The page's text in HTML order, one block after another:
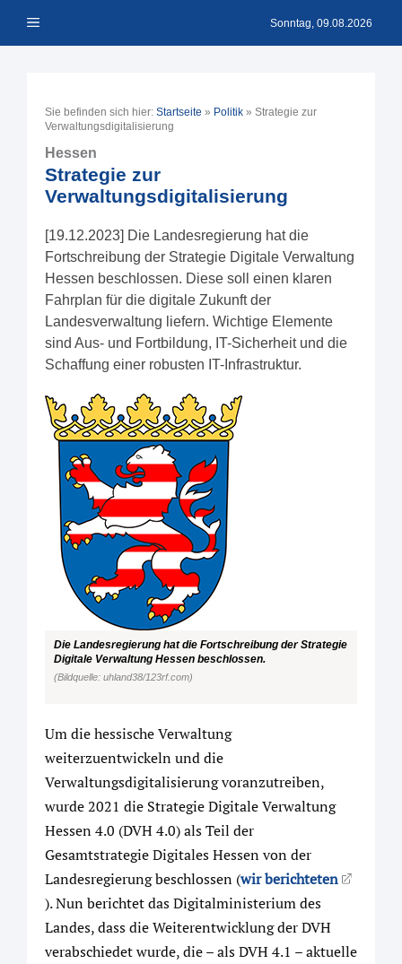
Inhalt Menü Sonntag, 09.08.2026
Sie befinden sich hier: Startseite » Politik » Strategie zur
Verwaltungsdigitalisierung
Hessen
Strategie zur
Verwaltungsdigitalisierung
[19.12.2023] Die Landesregierung hat die
Fortschreibung der Strategie Digitale Verwaltung
Hessen beschlossen. Diese soll einen klaren
Fahrplan für die digitale Zukunft der
Landesverwaltung liefern. Wichtige Elemente
sind Aus- und Fortbildung, IT-Sicherheit und die
Schaffung einer robusten IT-Infrastruktur.
Die Landesregierung hat die Fortschreibung der Strategie
Digitale Verwaltung Hessen beschlossen.
(Bildquelle: uhland38/123rf.com)
Um die hessische Verwaltung
weiterzuentwickeln und die
Verwaltungsdigitalisierung voranzutreiben,
wurde 2021 die Strategie Digitale Verwaltung
Hessen 4.0 (DVH 4.0) als Teil der
Gesamtstrategie Digitales Hessen von der
Landesregierung beschlossen (wir berichteten
). Nun berichtet das Digitalministerium des
Landes, dass die Weiterentwicklung der DVH
verabschiedet wurde, die – als DVH 4.1 – aktuelle